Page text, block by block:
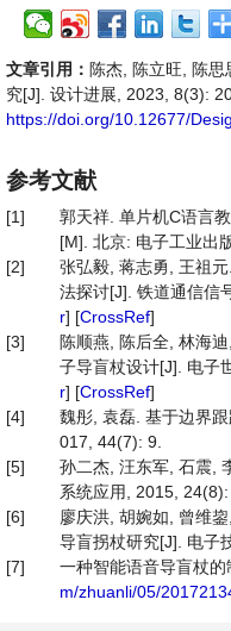
文章引用： 陈杰, 陈立旺, 陈
究[J]. 设计进展, 2023, 8(3):
https://doi.org/10.12677/
参考文献
[1]
郭天祥. 单片机C语言
[M]. 北京: 电子工业出
[2]
张弘毅, 蒋志勇, 王祖
法探讨[J]. 铁道通信信
r] [CrossRef]
[3]
陈顺燕, 陈后全, 林海
子导盲杖设计[J]. 电子
r] [CrossRef]
[4]
魏彤, 袁磊. 基于边界
017, 44(7): 9.
[5]
孙二杰, 汪东军, 石震,
系统应用, 2015, 24(8):
[6]
廖庆洪, 胡婉如, 曾维
导盲拐杖研究[J]. 电子
[7]
一种智能语音导盲杖的
m/zhuanli/05/